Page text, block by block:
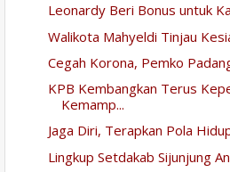
Leonardy Beri Bonus untuk
Walikota Mahyeldi Tinjau
Cegah Korona, Pemko
KPB Kembangkan Terus
Kemamp...
Jaga Diri, Terapkan Pola
Lingkup Setdakab Sijunjung